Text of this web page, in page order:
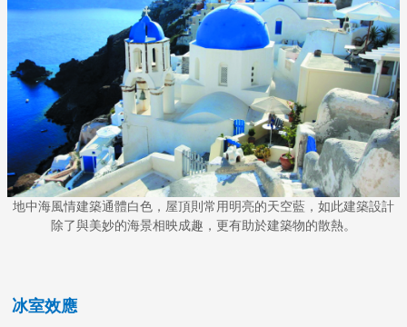
地中海風情建築通體白色，屋頂則常用明亮的天空藍，如此建築設計
除了與美妙的海景相映成趣，更有助於建築物的散熱。
冰室效應